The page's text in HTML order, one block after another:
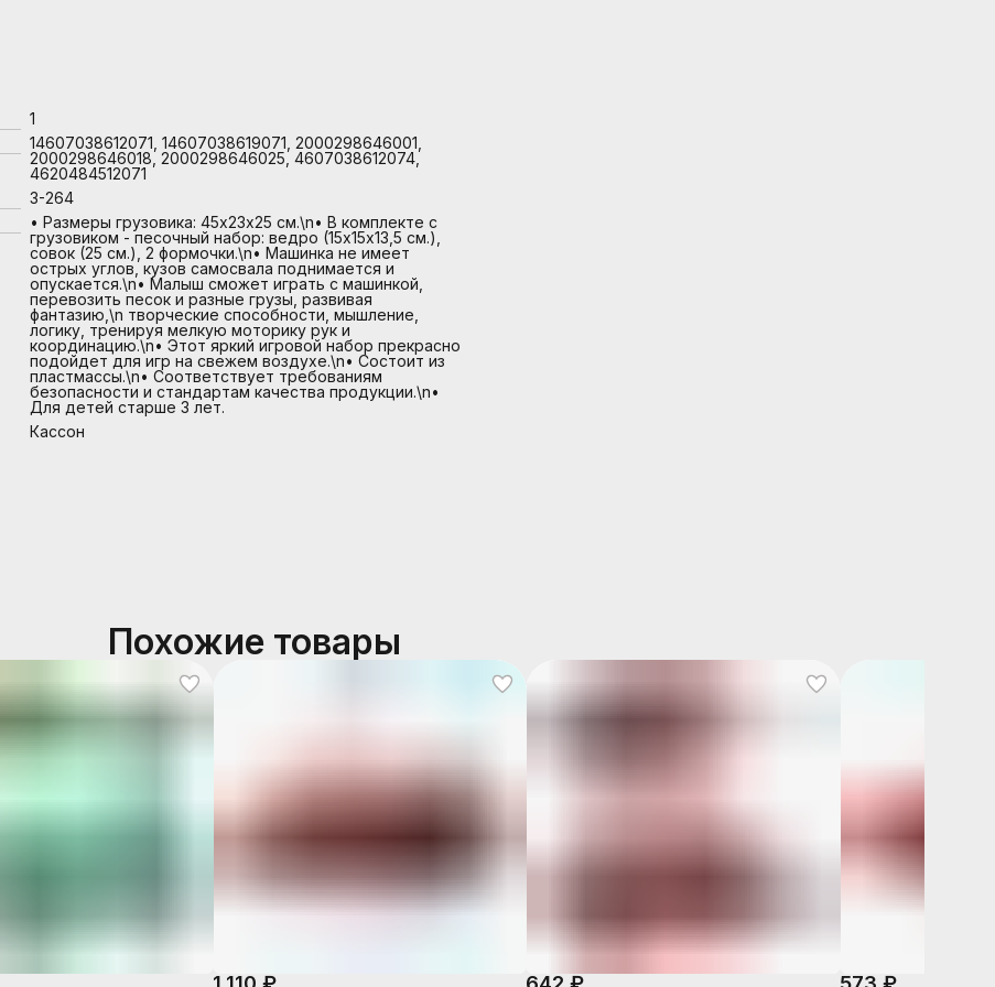
1
14607038612071, 14607038619071, 2000298646001,
2000298646018, 2000298646025, 4607038612074,
4620484512071
3-264
• Размеры грузовика: 45х23х25 см.\n• В комплекте с
грузовиком - песочный набор: ведро (15х15х13,5 см.),
совок (25 см.), 2 формочки.\n• Машинка не имеет
острых углов, кузов самосвала поднимается и
опускается.\n• Малыш сможет играть с машинкой,
перевозить песок и разные грузы, развивая
фантазию,\n творческие способности, мышление,
логику, тренируя мелкую моторику рук и
координацию.\n• Этот яркий игровой набор прекрасно
подойдет для игр на свежем воздухе.\n• Состоит из
пластмассы.\n• Соответствует требованиям
безопасности и стандартам качества продукции.\n•
Для детей старше 3 лет.
Кассон
Похожие товары